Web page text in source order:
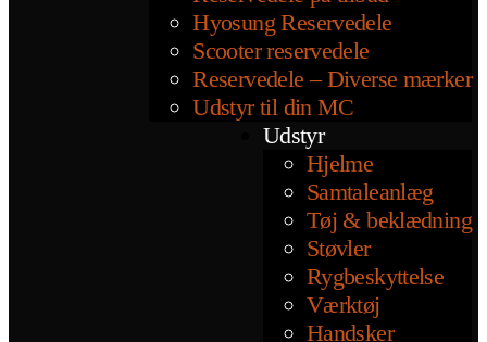
Hyosung Reservedele
Scooter reservedele
Reservedele – Diverse mærker
Udstyr til din MC
Udstyr
Hjelme
Samtaleanlæg
Tøj & beklædning
Støvler
Rygbeskyttelse
Værktøj
Handsker